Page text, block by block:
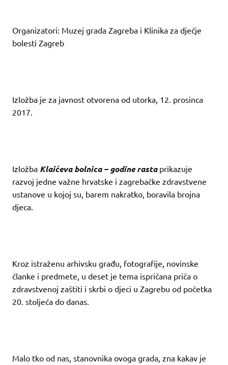
Organizatori: Muzej grada Zagreba i Klinika za dječje
bolesti Zagreb
Izložba je za javnost otvorena od utorka, 12. prosinca
2017.
Izložba Klaićeva bolnica – godine rastaprikazuje
razvoj jedne važne hrvatske i zagrebačke zdravstvene
ustanove u kojoj su, barem nakratko, boravila brojna
djeca.
Kroz istraženu arhivsku građu, fotografije, novinske
članke i predmete, u deset je tema ispričana priča o
zdravstvenoj zaštiti i skrbi o djeci u Zagrebu od početka
20. stoljeća do danas.
Malo tko od nas, stanovnika ovoga grada, zna kakav je